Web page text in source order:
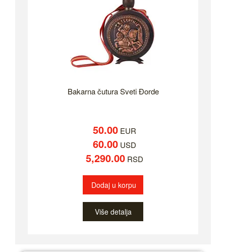
Bakarna čutura Sveti Đorde
50.00EUR
60.00USD
5,290.00RSD
Dodaj u korpu
Više detalja